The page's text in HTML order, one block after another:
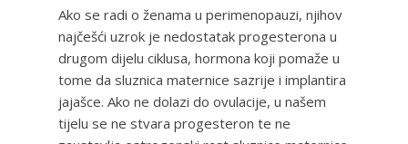
Ako se radi o ženama u perimenopauzi, njihov
najčešći uzrok je nedostatak progesterona u
drugom dijelu ciklusa, hormona koji pomaže u
tome da sluznica maternice sazrije i implantira
jajašce. Ako ne dolazi do ovulacije, u našem
tijelu se ne stvara progesteron te ne